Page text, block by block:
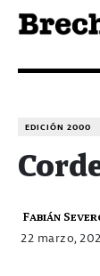
EDICIÓN 2000
Fabián
22 marzo,